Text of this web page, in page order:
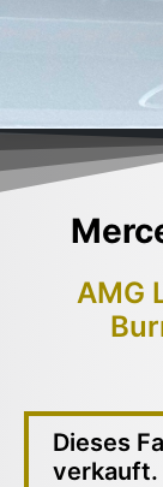
AMG
Dieses
verkauft.